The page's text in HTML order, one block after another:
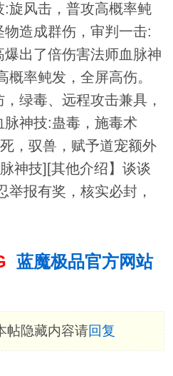
旋风击，普攻高概率鲀
造成群伤，审判一击:
出了倍伤害法师血脉神
率鲀发，全屏高伤。
绿毒、远程攻击兼具，
神技:蛊毒，施毒术
，驭兽，赋予道宠额外
神技][其他介绍】谈谈
举报有奖，核实必封，
蓝魔极品官方网站
帖隐藏内容请回复